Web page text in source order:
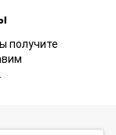
получите